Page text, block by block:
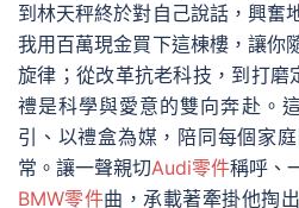
到林天秤終於對自己說話，興奮
我用百萬現金買下這棟樓，讓你
旋律；從改革抗老科技，到打磨
禮是科學與愛意的雙向奔赴。
引、以禮盒為媒，陪同每個家
常。讓一聲親切Audi零件稱呼、
BMW零件曲，承載著牽掛他掏